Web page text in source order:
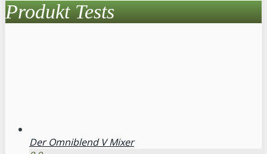
Produkt Tests
Der Omniblend V Mixer